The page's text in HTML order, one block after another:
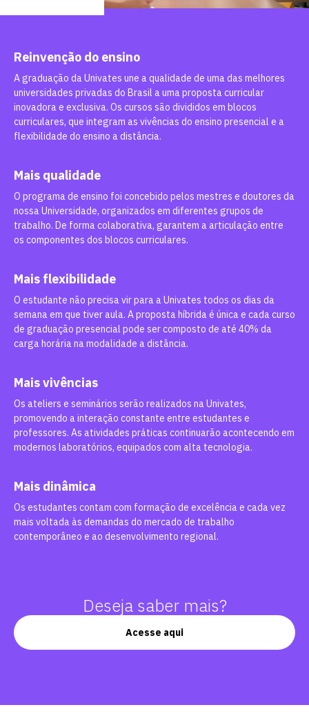
Reinvenção do ensino
A graduação da Univates une a qualidade de uma das melhores
universidades privadas do Brasil a uma proposta curricular
inovadora e exclusiva. Os cursos são divididos em blocos
curriculares, que integram as vivências do ensino presencial e a
flexibilidade do ensino a distância.
Mais qualidade
O programa de ensino foi concebido pelos mestres e doutores da
nossa Universidade, organizados em diferentes grupos de
trabalho. De forma colaborativa, garantem a articulação entre
os componentes dos blocos curriculares.
Mais flexibilidade
O estudante não precisa vir para a Univates todos os dias da
semana em que tiver aula. A proposta híbrida é única e cada curso
de graduação presencial pode ser composto de até 40% da
carga horária na modalidade a distância.
Mais vivências
Os ateliers e seminários serão realizados na Univates,
promovendo a interação constante entre estudantes e
professores. As atividades práticas continuarão acontecendo em
modernos laboratórios, equipados com alta tecnologia.
Mais dinâmica
Os estudantes contam com formação de excelência e cada vez
mais voltada às demandas do mercado de trabalho
contemporâneo e ao desenvolvimento regional.
Deseja saber mais?
Acesse aqui